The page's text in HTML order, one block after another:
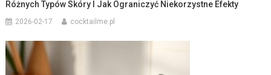
Różnych Typów Skóry I Jak Ograniczyć Niekorzystne Efekty
2026-02-17 cocktailme.pl